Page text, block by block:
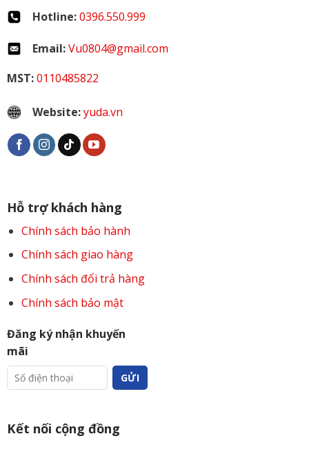
Hotline:0396.550.999
Email:Vu0804@gmail.com
MST:0110485822
Website:yuda.vn
Hỗ trợ khách hàng
Chính sách bảo hành
Chính sách giao hàng
Chính sách đổi trả hàng
Chính sách bảo mật
Đăng ký nhận khuyến
mãi
Kết nối cộng đồng